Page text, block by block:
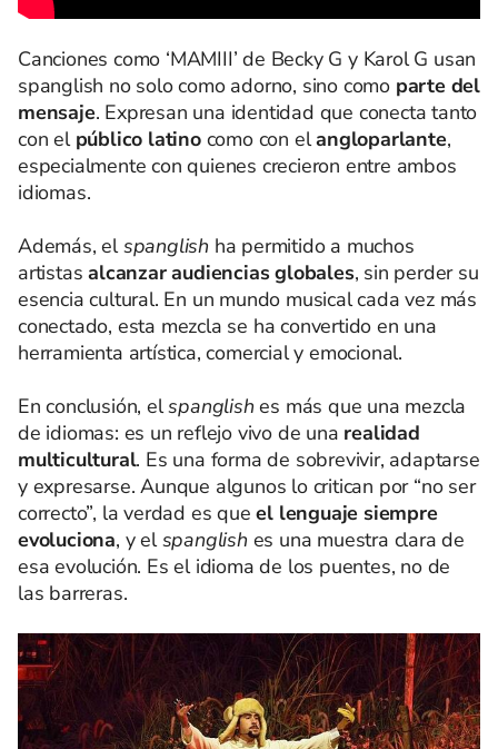
Canciones como ‘MAMIII’ de Becky G y Karol G usan
spanglish no solo como adorno, sino como parte del
mensaje. Expresan una identidad que conecta tanto
con el público latino como con elangloparlante,
especialmente con quienes crecieron entre ambos
idiomas.
Además, elspanglish ha permitido a muchos
artistasalcanzar audiencias globales, sin perder su
esencia cultural. En un mundo musical cada vez más
conectado, esta mezcla se ha convertido en una
herramienta artística, comercial y emocional.
En conclusión, elspanglish es más que una mezcla
de idiomas: es un reflejo vivo de una realidad
multicultural. Es una forma de sobrevivir, adaptarse
y expresarse. Aunque algunos lo critican por “no ser
correcto”, la verdad es queel lenguaje siempre
evoluciona, y elspanglish es una muestra clara de
esa evolución. Es el idioma de los puentes, no de
las barreras.